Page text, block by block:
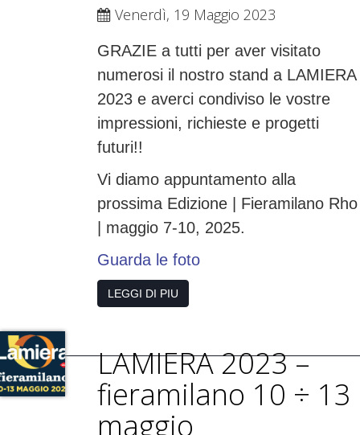
Venerdì, 19 Maggio 2023
GRAZIE a tutti per aver visitato
numerosi il nostro stand a LAMIERA
2023 e averci condiviso le vostre
impressioni, richieste e progetti
futuri!!
Vi diamo appuntamento alla
prossima Edizione | Fieramilano Rho
| maggio 7-10, 2025.
Guarda le foto
LEGGI DI PIU
LAMIERA 2023 –
fieramilano 10 ÷ 13
maggio